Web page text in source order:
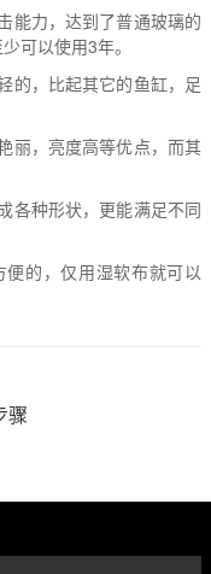
能力，达到了普通玻璃的
可以使用3年。
的，比起其它的鱼缸，足
丽，亮度高等优点，而其
各种形状，更能满足不同
的，仅用湿软布就可以
骤